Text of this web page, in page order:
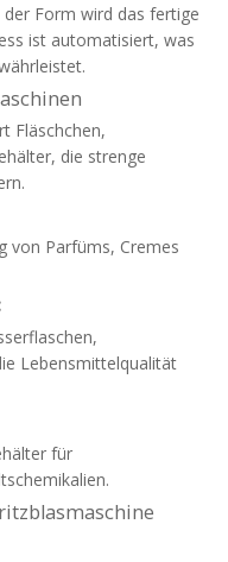
Form wird das fertige
ist automatisiert, was
Fläschchen,
die strenge
von Parfüms, Cremes
Lebensmittelqualität
für